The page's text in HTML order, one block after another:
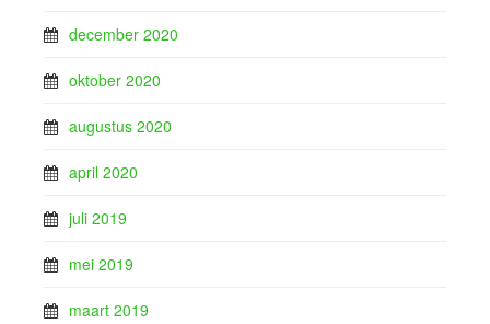
december 2020
oktober 2020
augustus 2020
april 2020
juli 2019
mei 2019
maart 2019